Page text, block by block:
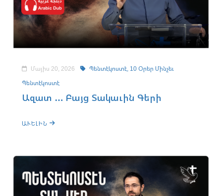
Մայիս 20, 2026 Պենտէկոստէ, 10 Օրեր Մինչեւ
Պենտէկոստէ
Ազատ … Բայց Տակաւին Գերի
ԱՒԵԼԻՆ